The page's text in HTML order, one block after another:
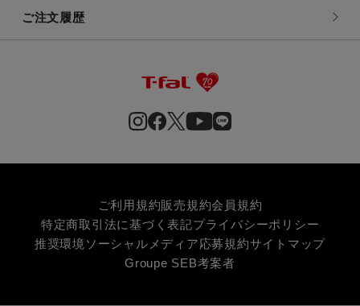
ご注文履歴
ご利用規約販売規約会員規約
特定商取引法に基づく表記プライバシーポリシー
推奨環境 ソーシャルメディア応募規約サイトマップ
Groupe SEB考案者